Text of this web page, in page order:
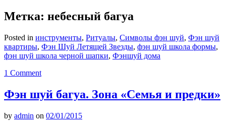
Метка: небесный багуа
Posted in инструменты, Ритуалы, Символы фэн шуй, Фэн шуй
квартиры, Фэн Шуй Летящей Звезды, фэн шуй школа формы,
фэн шуй школа черной шапки, Фэншуй дома
1 Comment
Фэн шуй багуа. Зона «Семья и предки»
by admin on 02/01/2015